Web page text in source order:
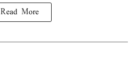
Read More